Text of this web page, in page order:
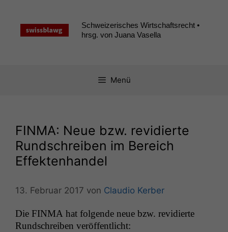
springen
Schweizerisches Wirtschaftsrecht •
hrsg. von Juana Vasella
Menü
FINMA: Neue bzw. revidierte
Rundschreiben im Bereich
Effektenhandel
13. Februar 2017 von Claudio Kerber
Die FINMA hat fol­gende neue bzw. rev­i­dierte
Rund­schreiben veröffentlicht: